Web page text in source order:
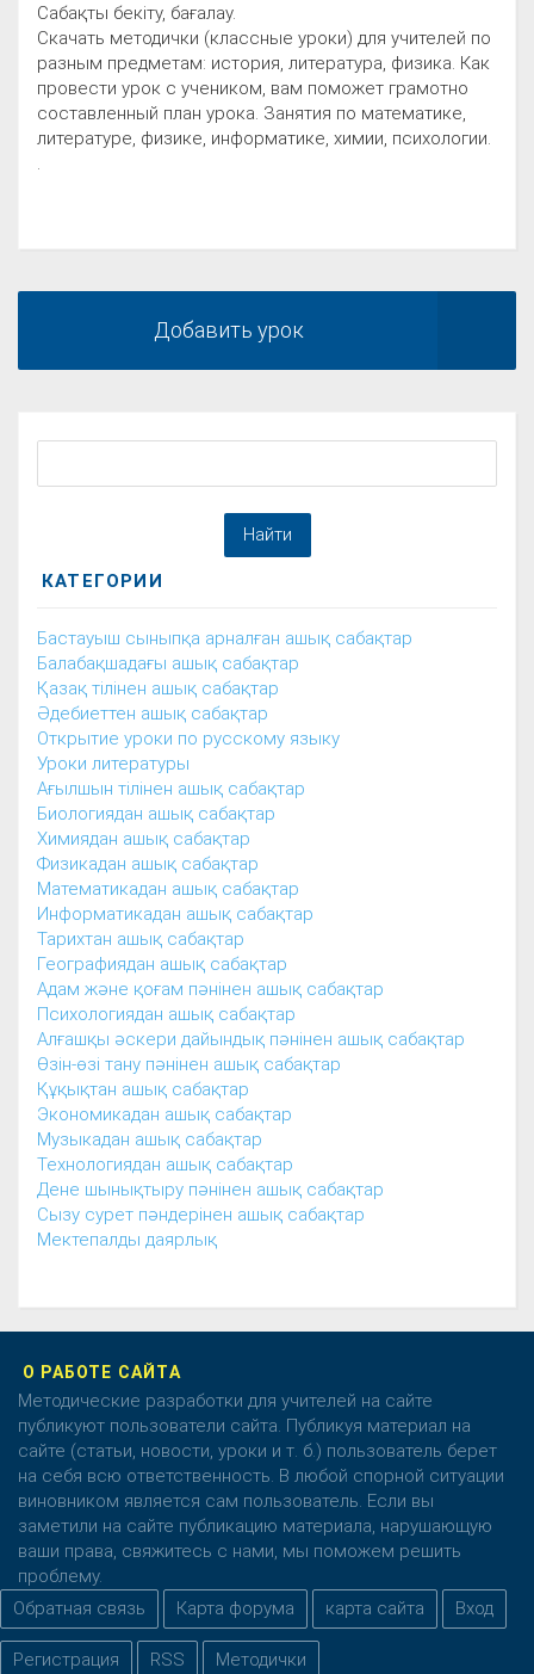
Сабақты бекіту, бағалау.
Скачать методички (классные уроки) для учителей по
разным предметам: история, литература, физика. Как
провести урок с учеником, вам поможет грамотно
составленный план урока. Занятия по математике,
литературе, физике, информатике, химии, психологии.
Добавить урок
КАТЕГОРИИ
Бастауыш сыныпқа арналған ашық сабақтар
Балабақшадағы ашық сабақтар
Қазақ тілінен ашық сабақтар
Әдебиеттен ашық сабақтар
Открытие уроки по русскому языку
Уроки литературы
Ағылшын тілінен ашық сабақтар
Биологиядан ашық сабақтар
Химиядан ашық сабақтар
Физикадан ашық сабақтар
Математикадан ашық сабақтар
Информатикадан ашық сабақтар
Тарихтан ашық сабақтар
Географиядан ашық сабақтар
Адам және қоғам пәнінен ашық сабақтар
Психологиядан ашық сабақтар
Алғашқы әскери дайындық пәнінен ашық сабақтар
Өзін-өзі тану пәнінен ашық сабақтар
Құқықтан ашық сабақтар
Экономикадан ашық сабақтар
Музыкадан ашық сабақтар
Технологиядан ашық сабақтар
Дене шынықтыру пәнінен ашық сабақтар
Сызу сурет пәндерінен ашық сабақтар
Мектепалды даярлық
О РАБОТЕ САЙТА
Методические разработки для учителей на сайте
публикуют пользователи сайта. Публикуя материал на
сайте (статьи, новости, уроки и т. б.) пользователь берет
на себя всю ответственность. В любой спорной ситуации
виновником является сам пользователь. Если вы
заметили на сайте публикацию материала, нарушающую
ваши права, свяжитесь с нами, мы поможем решить
проблему.
Обратная связь
Карта форума карта сайта Вход
Регистрация RSS Методички